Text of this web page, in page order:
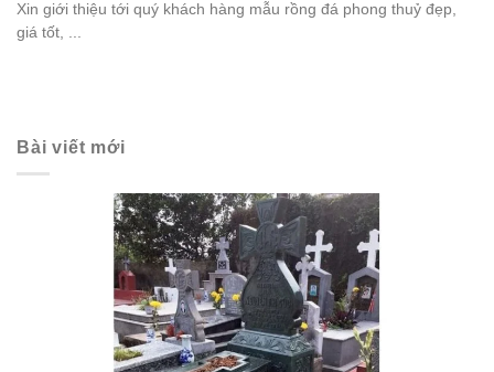
Xin giới thiệu tới quý khách hàng mẫu rồng đá phong thuỷ đẹp,
giá tốt, ...
Bài viết mới